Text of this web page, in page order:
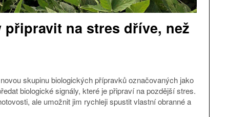
na stres dříve, než
skupinu biologických přípravků označovaných jako
biologické signály, které je připraví na pozdější stres.
ale umožnit jim rychleji spustit vlastní obranné a